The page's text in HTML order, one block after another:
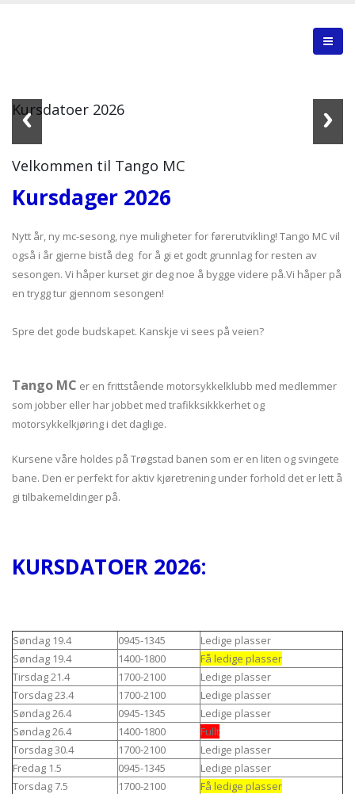
Kursdatoer 2026
Velkommen til Tango MC
Kursdager 2026
Nytt år, ny mc-sesong, nye muligheter for førerutvikling! Tango MC vil
også i år gjerne bistå deg for å gi et godt grunnlag for resten av
sesongen. Vi håper kurset gir deg noe å bygge videre på.Vi håper på
en trygg tur gjennom sesongen!
Spre det gode budskapet. Kanskje vi sees på veien?
Tango MC er en frittstående motorsykkelklubb med medlemmer
som jobber eller har jobbet med trafikksikkkerhet og
motorsykkelkjøring i det daglige.
Kursene våre holdes på Trøgstad banen som er en liten og svingete
bane. Den er perfekt for aktiv kjøretrening under forhold det er lett å
gi tilbakemeldinger på.
KURSDATOER 2026:
Søndag 19.4 0945-1345
Ledige plasser
Søndag 19.4
1400-1800
Få ledige plasser
Tirsdag 21.4
1700-2100
Ledige plasser
Torsdag 23.4
1700-2100
Ledige plasser
Søndag 26.4
0945-1345
Ledige plasser
Søndag 26.4
1400-1800
Fullt
Torsdag 30.4
1700-2100
Ledige plasser
Fredag 1.5
0945-1345
Ledige plasser
Torsdag 7.5
1700-2100
Få ledige plasser